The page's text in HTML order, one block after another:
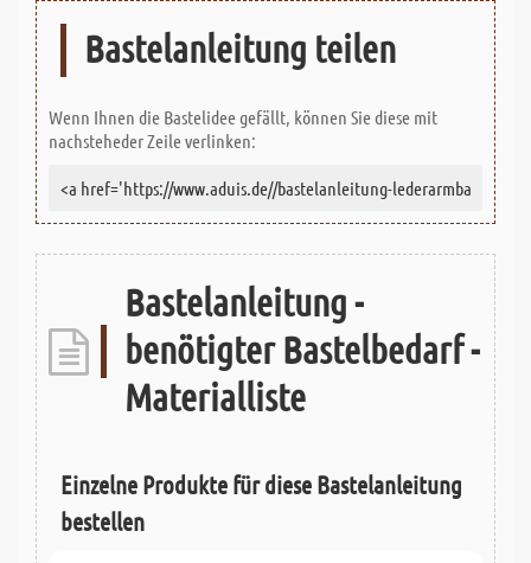
Bastelanleitung teilen
Wenn Ihnen die Bastelidee gefällt, können Sie diese mit
nachsteheder Zeile verlinken:
Bastelanleitung -
benötigter Bastelbedarf -
Materialliste
Einzelne Produkte für diese Bastelanleitung
bestellen